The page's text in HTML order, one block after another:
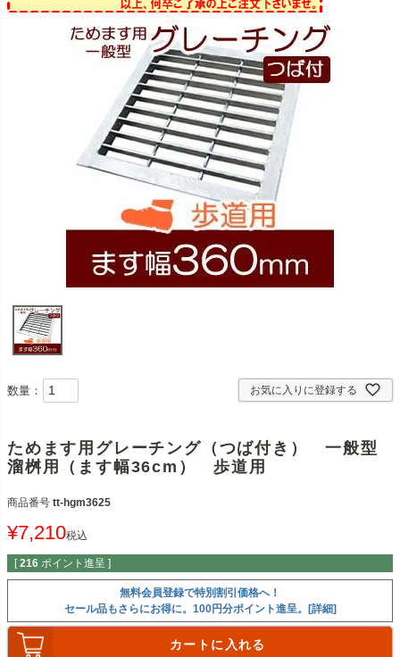
お気に入りに登録する
数量：
ためます用グレーチング（つば付き） 一般型
溜桝用（ます幅36cm） 歩道用
商品番号 tt-hgm3625
¥7,210税込
[ 216 ポイント進呈 ]
無料会員登録で特別割引価格へ！
セール品もさらにお得に。100円分ポイント進呈。[詳細]
カートに入れる